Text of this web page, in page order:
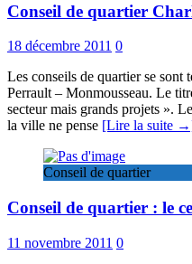
Conseil de quartier
18 décembre 2011 0
Les conseils de quartier se sont
Perrault – Monmousseau. Le
secteur mais grands projets ».
la ville ne pense [Lire la suite
Conseil de quartier
Conseil de quartier : le
11 novembre 2011 0